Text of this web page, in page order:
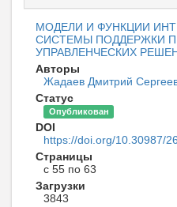
МОДЕЛИ И ФУНКЦИИ
СИСТЕМЫ ПОДДЕРЖКИ
УПРАВЛЕНЧЕСКИХ
Авторы
Жадаев Дмитрий
Статус
Опубликован
DOI
https://doi.org/10.30987/
Страницы
с 55 по 63
Загрузки
3843